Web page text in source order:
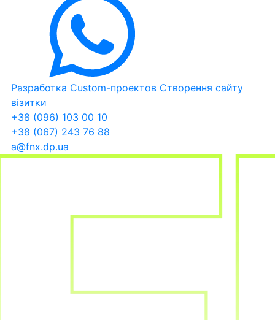
Разработка Custom-проектов Створення сайту
візитки
+38 (096) 103 00 10
+38 (067) 243 76 88
a@fnx.dp.ua